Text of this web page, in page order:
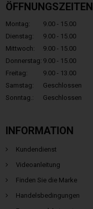
ÖFFNUNGSZEITEN
Montag:
9.00 - 15.00
Dienstag:
9.00 - 15.00
Mittwoch:
9.00 - 15.00
Donnerstag: 9.00 - 15.00
Freitag:
9.00 - 13.00
Samstag:
Geschlossen
Sonntag.:
Geschlossen
INFORMATION
Kundendienst
Videoanleitung
Finden Sie die Marke
Handelsbedingungen